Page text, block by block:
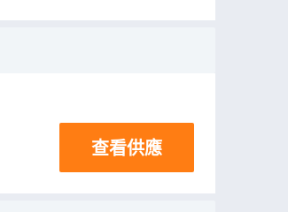
查看供應